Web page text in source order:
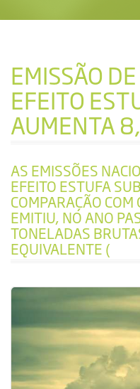
EMISSÃO
EFEITO
AUMENTA
AS EMISSÕES
EFEITO ESTUFA
COMPARAÇÃO
EMITIU, NO ANO
TONELADAS
EQUIVALENTE (